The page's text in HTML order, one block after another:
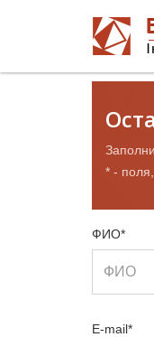
* -
ФИО*
E-mail*